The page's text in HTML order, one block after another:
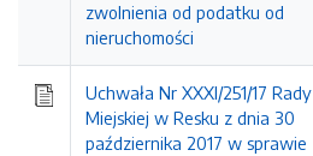
zwolnienia od podatku od
nieruchomości
Uchwała Nr XXXI/251/17 Rady
Miejskiej w Resku z dnia 30
października 2017 w sprawie